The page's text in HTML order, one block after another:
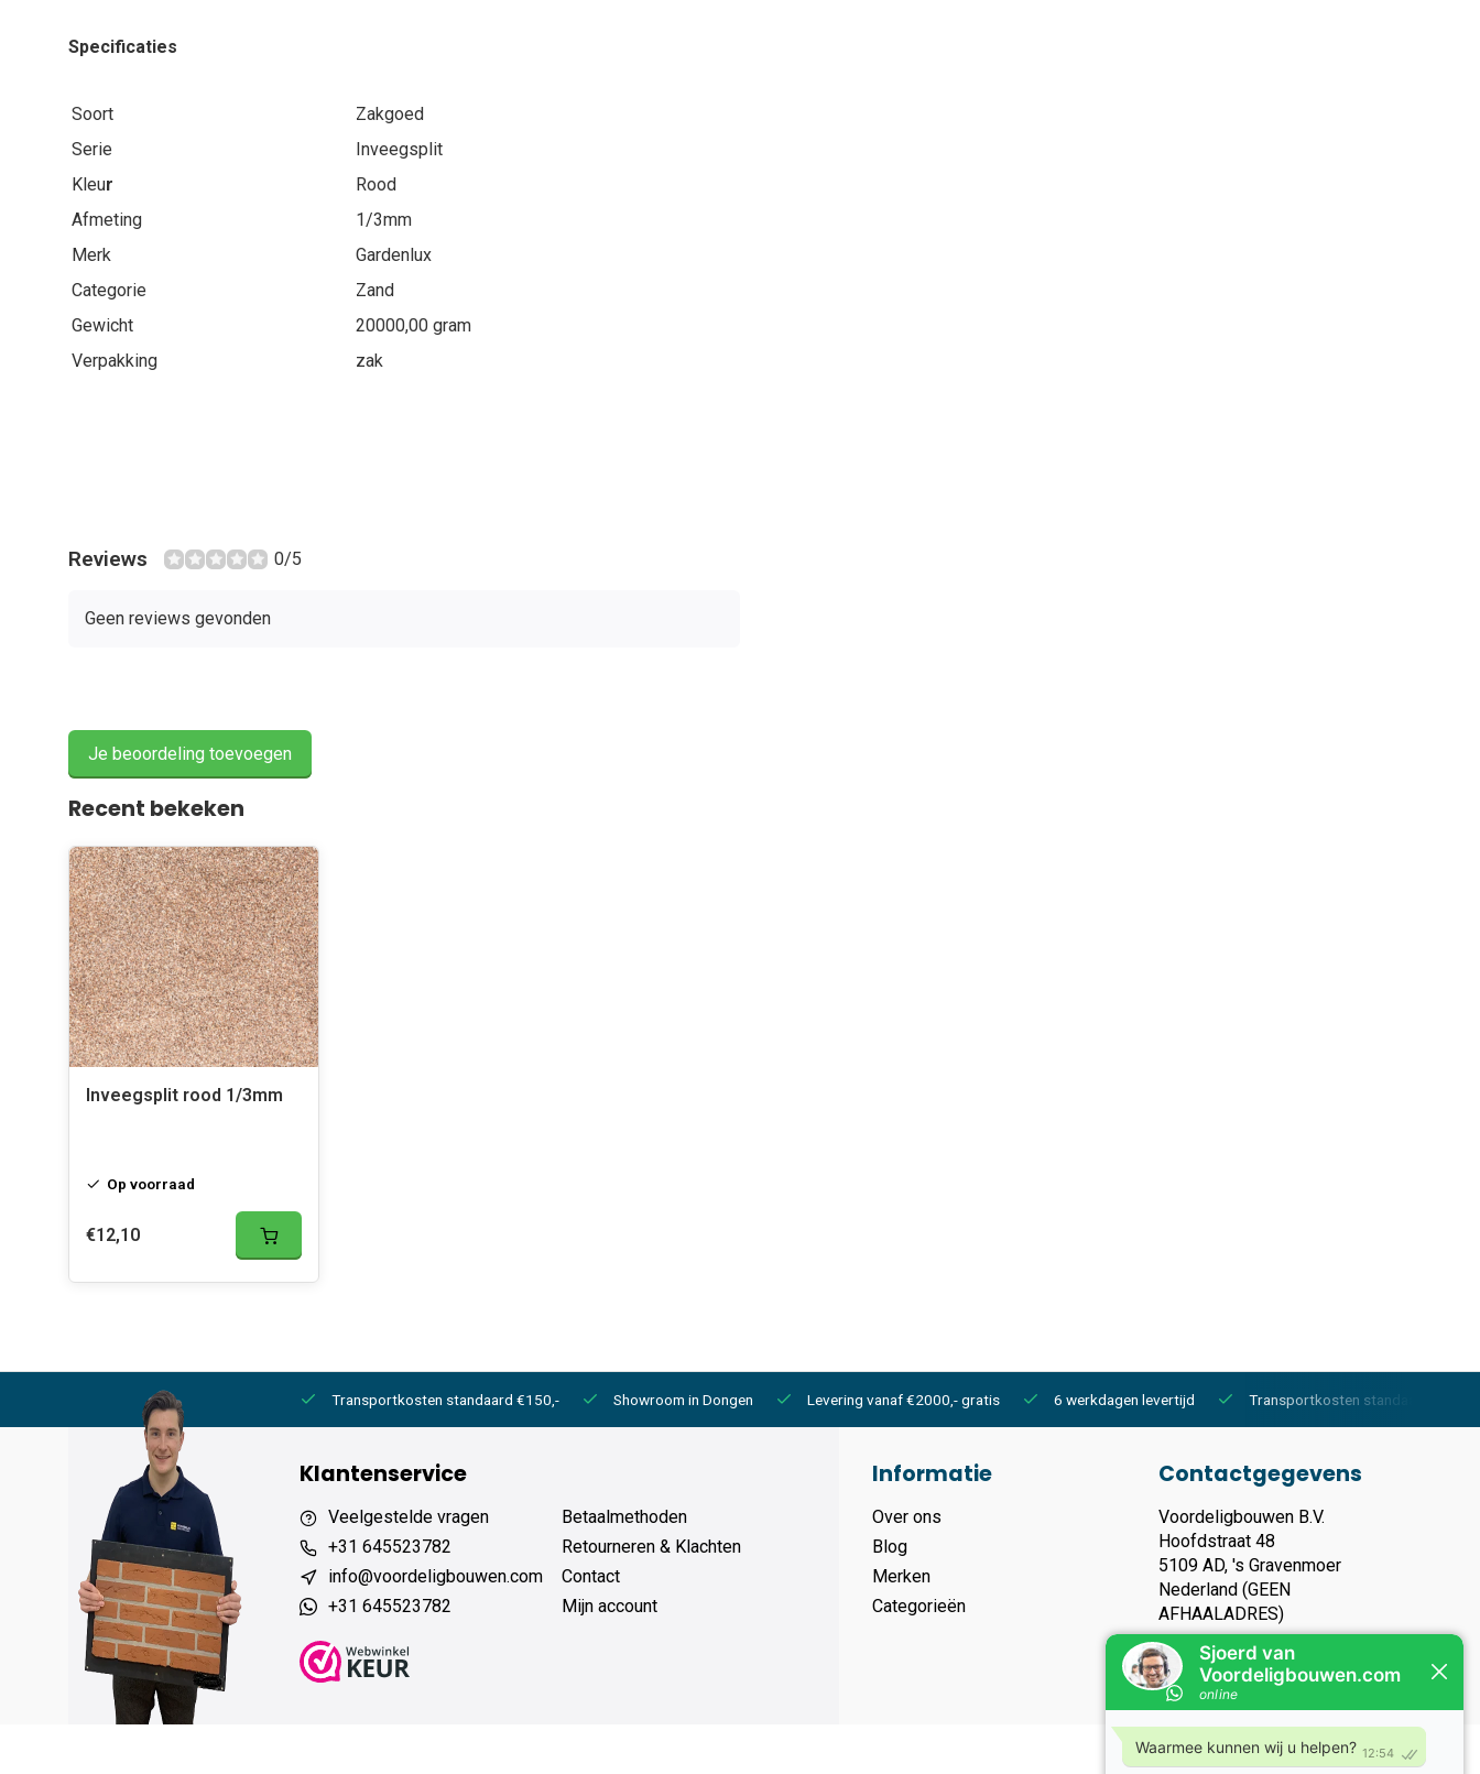
Specificaties
Soort
Zakgoed
Serie
Inveegsplit
Kleur
Rood
Afmeting
1/3mm
Merk
Gardenlux
Categorie
Zand
Gewicht
20000,00 gram
Verpakking
zak
Reviews 0/5
Geen reviews gevonden
Je beoordeling toevoegen
Recent bekeken
Inveegsplit rood 1/3mm
Op voorraad
€12,10
6 werkdagen levertijd Transportkosten standaard €150,- Showroom in Dongen Levering vanaf €2000,- gratis 6 werkdagen levertijd Transportkosten standaard €150,-
Klantenservice
Veelgestelde vragen
+31 645523782
info@voordeligbouwen.com
+31 645523782
Betaalmethoden
Retourneren & Klachten
Contact
Mijn account
Informatie
Over ons
Blog
Merken
Categorieën
Contactgegevens
Voordeligbouwen B.V.
Hoofdstraat 48
5109 AD, 's Gravenmoer
Nederland (GEEN
AFHAALADRES)
KVK nummer: 93119135
Btw nummer: NL866283006B01